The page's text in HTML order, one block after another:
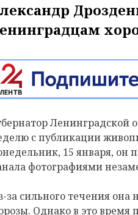
Ленинградской
с публикации
15 января, он
фотографиями
за сильного течения она
Однако в это